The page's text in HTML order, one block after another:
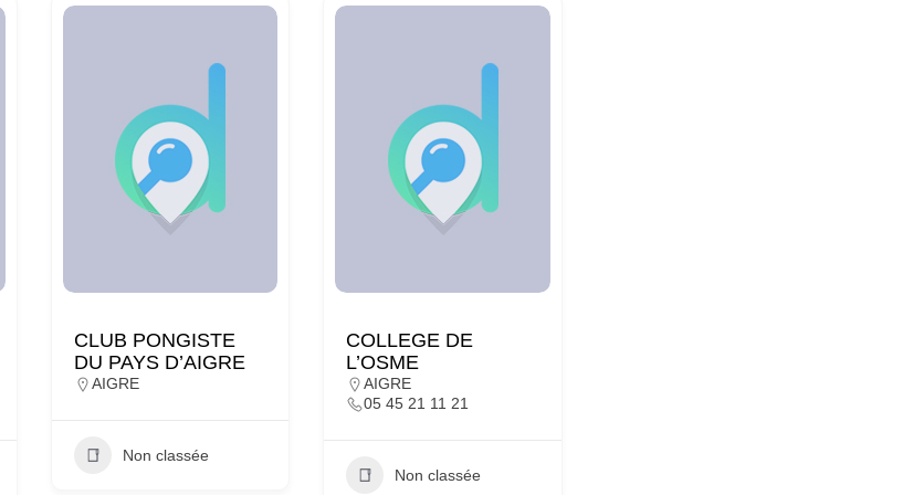
CLUB PONGISTE
DU PAYS D’AIGRE
AIGRE
Non classée
COLLEGE DE
L’OSME
AIGRE
05 45 21 11 21
Non classée